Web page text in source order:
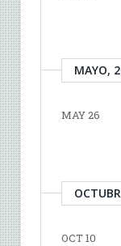
MAYO,
MAY 26
OCT 10